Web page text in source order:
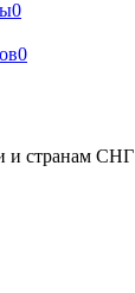
0
0
и странам СНГ